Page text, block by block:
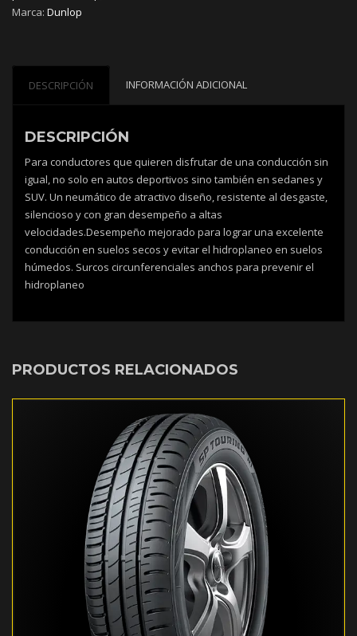
Marca: Dunlop
DESCRIPCIÓN INFORMACIÓN ADICIONAL
DESCRIPCIÓN
Para conductores que quieren disfrutar de una conducción sin
igual, no solo en autos deportivos sino también en sedanes y
SUV. Un neumático de atractivo diseño, resistente al desgaste,
silencioso y con gran desempeño a altas
velocidades.Desempeño mejorado para lograr una excelente
conducción en suelos secos y evitar el hidroplaneo en suelos
húmedos. Surcos circunferenciales anchos para prevenir el
hidroplaneo
PRODUCTOS RELACIONADOS